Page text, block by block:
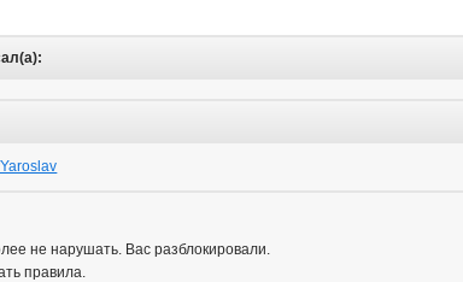
не нарушать. Вас разблокировали.
правила.